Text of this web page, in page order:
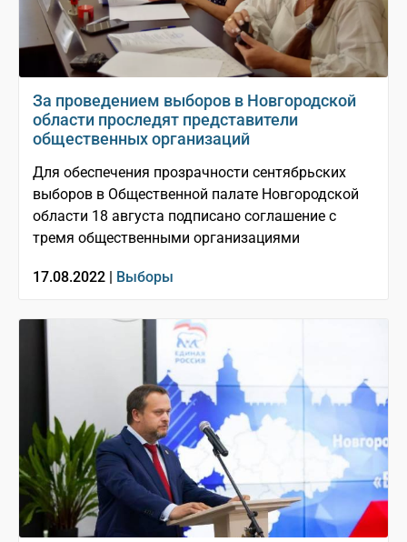
За проведением выборов в Новгородской
области проследят представители
общественных организаций
Для обеспечения прозрачности сентябрьских
выборов в Общественной палате Новгородской
области 18 августа подписано соглашение с
тремя общественными организациями
17.08.2022 | Выборы